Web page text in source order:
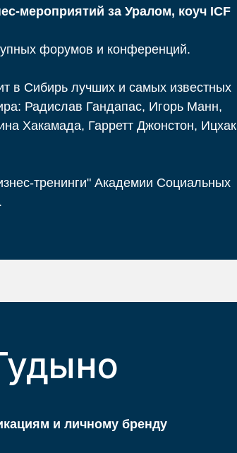
мероприятий за Уралом, коуч ICF
форумов и конференций.
в Сибирь лучших и самых известных
Радислав Гандапас, Игорь Манн,
Хакамада, Гарретт Джонстон, Ицхак
тренинги" Академии Социальных
и личному бренду